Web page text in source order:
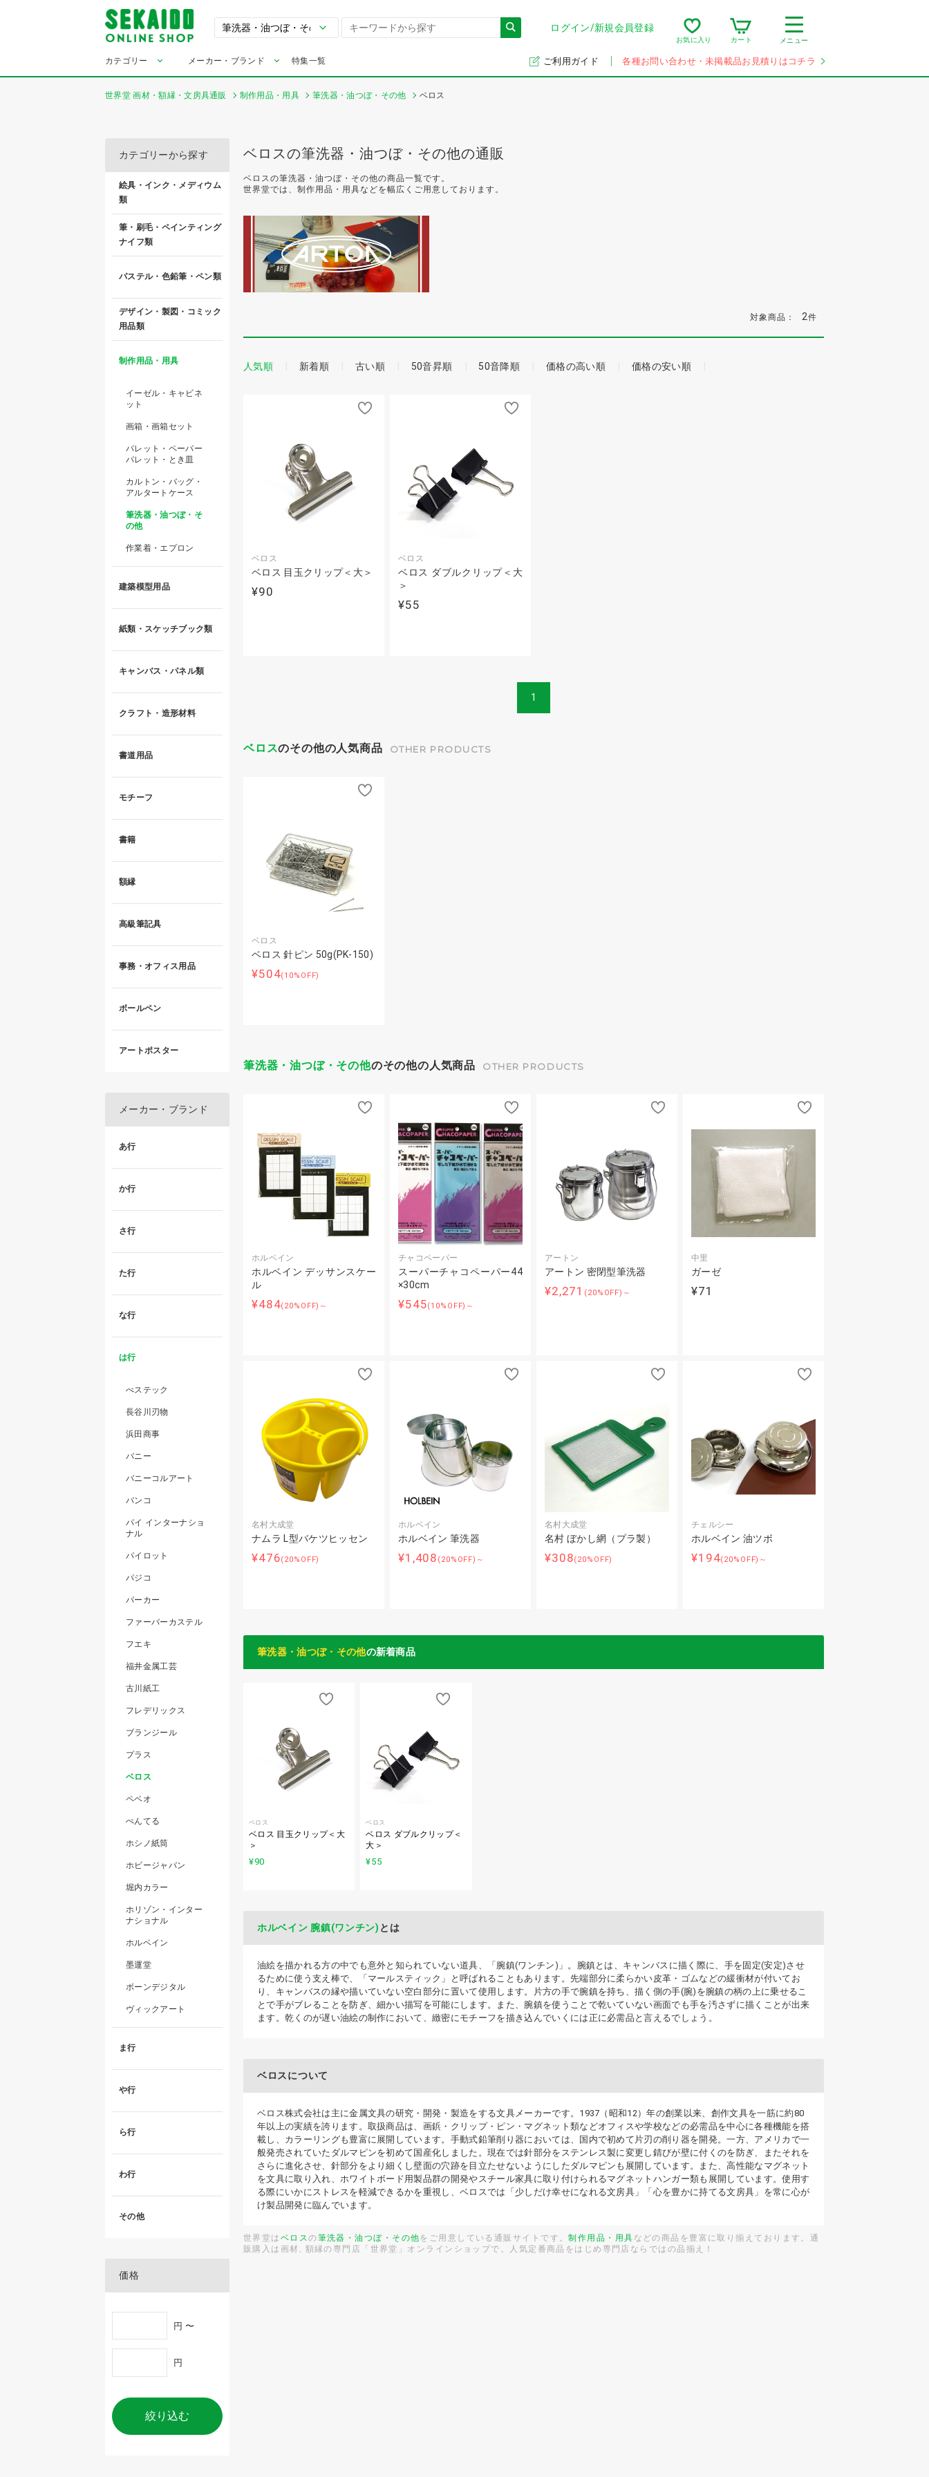
ログイン/新規会員登録
お気に入り カート メニュー
カテゴリー メーカー・ブランド 特集一覧 ご利用ガイド 各種お問い合わせ・未掲載品お見積りはコチラ
世界堂 画材・額縁・文房具通販 制作用品・用具 筆洗器・油つぼ・その他 ベロス
ベロスの筆洗器・油つぼ・その他の通販
ベロスの筆洗器・油つぼ・その他の商品一覧です。
世界堂では、制作用品・用具などを幅広くご用意しております。
対象商品： 2件
人気順 新着順 古い順 50音昇順 50音降順 価格の高い順 価格の安い順
ベロス
ベロス 目玉クリップ＜大＞
¥90
ベロス
ベロス ダブルクリップ＜大
＞
¥55
1
ベロスのその他の人気商品 OTHER PRODUCTS
ベロス
ベロス 針ピン 50g(PK-150)
¥504(10%OFF)
筆洗器・油つぼ・その他のその他の人気商品 OTHER PRODUCTS
ホルベイン
ホルベイン デッサンスケー
ル
¥484(20%OFF)～
チャコペーパー
スーパーチャコペーパー44
×30cm
¥545(10%OFF)～
アートン
アートン 密閉型筆洗器
¥2,271 (20%OFF)～
中里
ガーゼ
¥71
名村大成堂
ナムラ L型バケツヒッセン
¥476(20%OFF)
ホルベイン
ホルベイン 筆洗器
¥1,408 (20%OFF)～
名村大成堂
名村 ぼかし網（プラ製）
¥308(20%OFF)
チェルシー
ホルベイン 油ツボ
¥194(20%OFF)～
筆洗器・油つぼ・その他の新着商品
ベロス
ベロス 目玉クリップ＜大
＞
¥90
ベロス
ベロス ダブルクリップ＜
大＞
¥55
ホルベイン 腕鎮(ワンチン) とは
油絵を描かれる方の中でも意外と知られていない道具、「腕鎮(ワンチン)」。腕鎮とは、キャンバスに描く際に、手を固定(安定)させ
るために使う支え棒で、「マールスティック」と呼ばれることもあります。先端部分に柔らかい皮革・ゴムなどの緩衝材が付いてお
り、キャンバスの縁や描いていない空白部分に置いて使用します。片方の手で腕鎮を持ち、描く側の手(腕)を腕鎮の柄の上に乗せるこ
とで手がブレることを防ぎ、細かい描写を可能にします。また、腕鎮を使うことで乾いていない画面でも手を汚さずに描くことが出来
ます。乾くのが遅い油絵の制作において、緻密にモチーフを描き込んでいくには正に必需品と言えるでしょう。
ベロスについて
ベロス株式会社は主に金属文具の研究・開発・製造をする文具メーカーです。1937（昭和12）年の創業以来、創作文具を一筋に約80
年以上の実績を誇ります。取扱商品は、画鋲・クリップ・ピン・マグネット類などオフィスや学校などの必需品を中心に各種機能を搭
載し、カラーリングも豊富に展開しています。手動式鉛筆削り器においては、国内で初めて片刃の削り器を開発。一方、アメリカで一
般発売されていたダルマピンを初めて国産化しました。現在では針部分をステンレス製に変更し錆びが壁に付くのを防ぎ、またそれを
さらに進化させ、針部分をより細くし壁面の穴跡を目立たせないようにしたダルマピンも展開しています。また、高性能なマグネット
を文具に取り入れ、ホワイトボード用製品群の開発やスチール家具に取り付けられるマグネットハンガー類も展開しています。使用す
る際にいかにストレスを軽減できるかを重視し、ベロスでは「少しだけ幸せになれる文房具」「心を豊かに持てる文房具」を常に心が
け製品開発に臨んでいます。
世界堂は ベロスの筆洗器・油つぼ・その他をご用意している通販サイトです。制作用品・用具 などの商品を豊富に取り揃えております。通
販購入は画材, 額縁の専門店「世界堂」オンラインショップで。人気定番商品をはじめ専門店ならではの品揃え！
カテゴリーから探す
絵具・インク・メディウム
類
筆・刷毛・ペインティング
ナイフ類
パステル・色鉛筆・ペン類
デザイン・製図・コミック
用品類
制作用品・用具
イーゼル・キャビネ
ット
画箱・画箱セット
パレット・ペーパー
パレット・とき皿
カルトン・バッグ・
アルタートケース
筆洗器・油つぼ・そ
の他
作業着・エプロン
建築模型用品
紙類・スケッチブック類
キャンバス・パネル類
クラフト・造形材料
書道用品
モチーフ
書籍
額縁
高級筆記具
事務・オフィス用品
ボールペン
アートポスター
メーカー・ブランド
あ行
か行
さ行
た行
な行
は行
べステック
長谷川刃物
浜田商事
バニー
バニーコルアート
バンコ
パイ インターナショ
ナル
パイロット
パジコ
パーカー
ファーバーカステル
フエキ
福井金属工芸
古川紙工
フレデリックス
ブランジール
プラス
ベロス
ペベオ
ぺんてる
ホシノ紙筒
ホビージャパン
堀内カラー
ホリゾン・インター
ナショナル
ホルベイン
墨運堂
ボーンデジタル
ヴィックアート
ま行
や行
ら行
わ行
その他
価格
円 〜
円
絞り込む